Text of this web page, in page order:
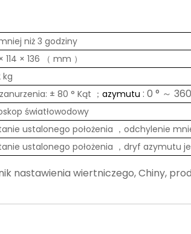
niż 3 godziny
114 × 136 （ mm ）
kg
± 80 ° Kąt ； azymutu : 0 ° ～
światłowodowy
ustalonego położenia ， odchylenie
ustalonego położenia ， dryf azymutu
nastawienia wiertniczego, Chiny,